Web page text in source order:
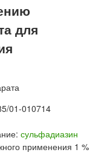
для
01-010714
сульфадиазин
применения 1 %